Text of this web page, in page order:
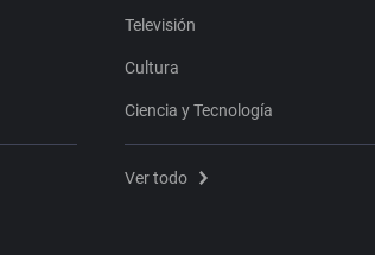
Televisión
Cultura
Ciencia y Tecnología
Ver todo